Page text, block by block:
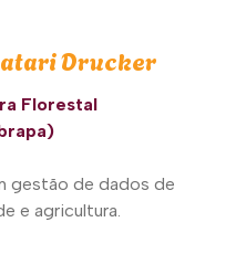
Drucker
Florestal
gestão de dados de
e agricultura.